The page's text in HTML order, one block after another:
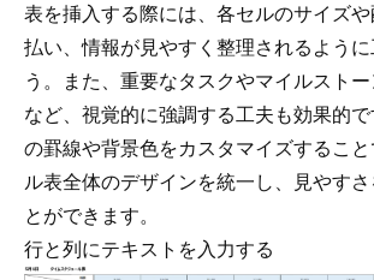
表を挿入する際には、各セルのサイズ
払い、情報が見やすく整理されるように
う。また、重要なタスクやマイルスト
など、視覚的に強調する工夫も効果的
の罫線や背景色をカスタマイズするこ
ル表全体のデザインを統一し、見やす
とができます。
行と列にテキストを入力する